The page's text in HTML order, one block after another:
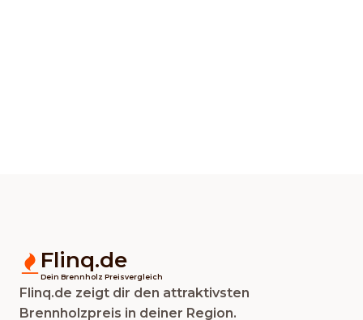
Flinq.de
Dein Brennholz Preisvergleich
Flinq.de zeigt dir den attraktivsten
Brennholzpreis in deiner Region.